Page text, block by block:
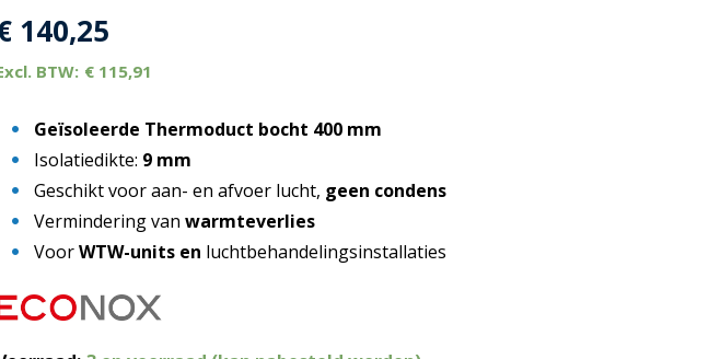
140,25
€ 115,91
Geïsoleerde Thermoduct bocht 400 mm
Isolatiedikte: 9 mm
Geschikt voor aan- en afvoer lucht, geen condens
Vermindering van warmteverlies
VoorWTW-units en luchtbehandelingsinstallaties